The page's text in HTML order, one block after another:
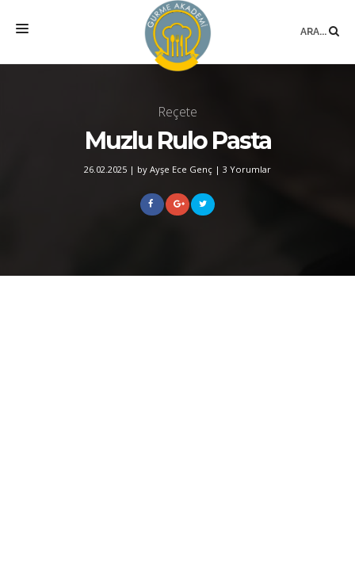
ARA...
DANIŞMANLIK
Reçete
Muzlu Rulo Pasta
26.02.2025 | by Ayşe Ece Genç | 3 Yorumlar